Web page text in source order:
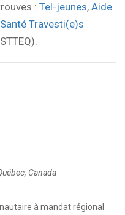
: Tel-jeunes, Aide
Travesti(e)s
Canada
à mandat régional